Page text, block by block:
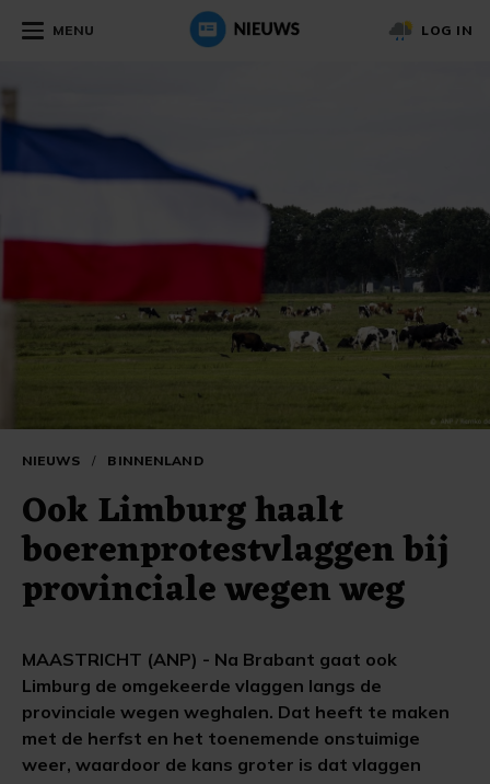
MENU LOG IN
NIEUWS / BINNENLAND
Ook Limburg haalt
boerenprotestvlaggen bij
provinciale wegen weg
MAASTRICHT (ANP) - Na Brabant gaat ook
Limburg de omgekeerde vlaggen langs de
provinciale wegen weghalen. Dat heeft te maken
met de herfst en het toenemende onstuimige
weer, waardoor de kans groter is dat vlaggen